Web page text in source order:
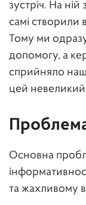
зустріч. На
самі створили
Тому ми
допомогу, а
сприйняло
цей невеликий
Основна
та жахливому